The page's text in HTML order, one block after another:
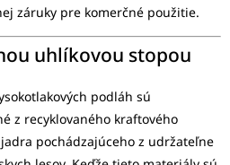
záruky pre komerčné použitie.
uhlíkovou stopou
podláh sú
z recyklovaného kraftového
pochádzajúceho z udržateľne